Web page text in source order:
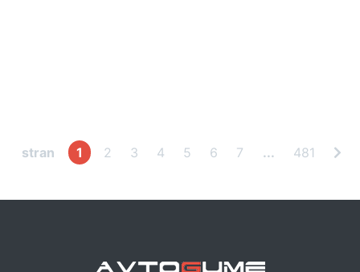
stran 1 2 3 4 5 6 7 ... 481